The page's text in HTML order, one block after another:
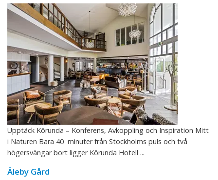
Upptäck Körunda – Konferens, Avkoppling och Inspiration Mitt
i Naturen Bara 40 minuter från Stockholms puls och två
högersvängar bort ligger Körunda Hotell ...
Äleby Gård